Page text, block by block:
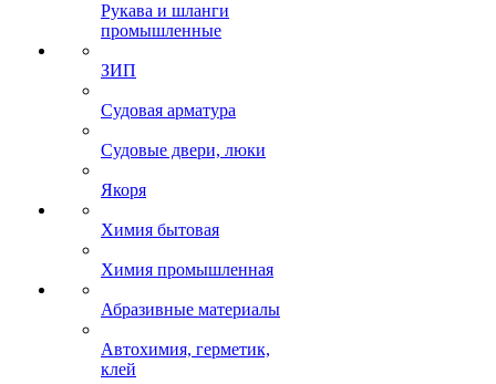
Рукава и шланги
промышленные
ЗИП
Судовая арматура
Судовые двери, люки
Якоря
Химия бытовая
Химия промышленная
Абразивные материалы
Автохимия, герметик,
клей